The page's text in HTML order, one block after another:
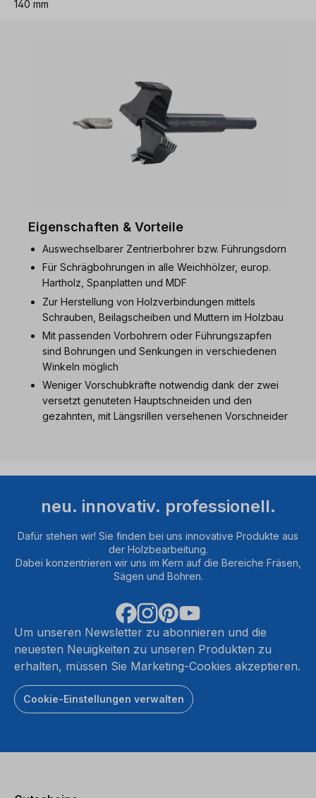
140 mm
Eigenschaften & Vorteile
Auswechselbarer Zentrierbohrer bzw. Führungsdorn
Für Schrägbohrungen in alle Weichhölzer, europ.
Hartholz, Spanplatten und MDF
Zur Herstellung von Holzverbindungen mittels
Schrauben, Beilagscheiben und Muttern im Holzbau
Mit passenden Vorbohrern oder Führungszapfen
sind Bohrungen und Senkungen in verschiedenen
Winkeln möglich
Weniger Vorschubkräfte notwendig dank der zwei
versetzt genuteten Hauptschneiden und den
gezahnten, mit Längsrillen versehenen Vorschneider
neu. innovativ. professionell.
Dafür stehen wir! Sie finden bei uns innovative Produkte aus
der Holzbearbeitung.
Dabei konzentrieren wir uns im Kern auf die Bereiche Fräsen,
Sägen und Bohren.
Um unseren Newsletter zu abonnieren und die
neuesten Neuigkeiten zu unseren Produkten zu
erhalten, müssen Sie Marketing-Cookies akzeptieren.
Cookie-Einstellungen verwalten